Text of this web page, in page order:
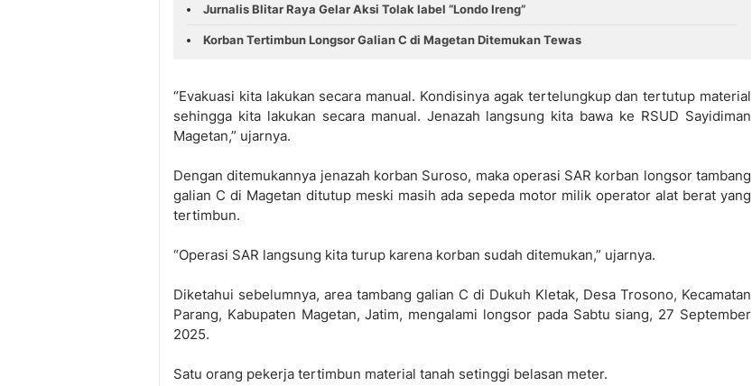
Jurnalis Blitar Raya Gelar Aksi Tolak label “Londo Ireng”
Korban Tertimbun Longsor Galian C di Magetan Ditemukan Tewas
“Evakuasi kita lakukan secara manual. Kondisinya agak tertelungkup dan tertutup material
sehingga kita lakukan secara manual. Jenazah langsung kita bawa ke RSUD Sayidiman
Magetan,” ujarnya.
Dengan ditemukannya jenazah korban Suroso, maka operasi SAR korban longsor tambang
galian C di Magetan ditutup meski masih ada sepeda motor milik operator alat berat yang
tertimbun.
“Operasi SAR langsung kita turup karena korban sudah ditemukan,” ujarnya.
Diketahui sebelumnya, area tambang galian C di Dukuh Kletak, Desa Trosono, Kecamatan
Parang, Kabupaten Magetan, Jatim, mengalami longsor pada Sabtu siang, 27 September
2025.
Satu orang pekerja tertimbun material tanah setinggi belasan meter.